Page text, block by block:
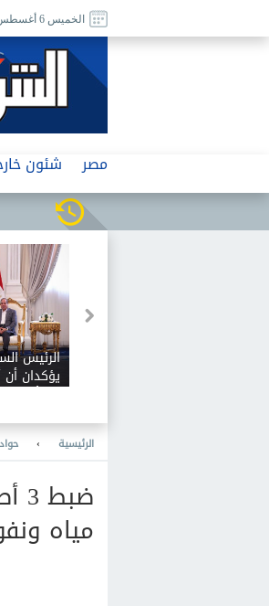
الخميس 6 أغسطس 2026
مصر شئون
الرئيس
يؤكدان أن
يتجزأ من
الرئيسية ›
مياه